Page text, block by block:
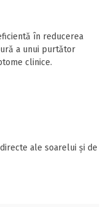
în reducerea
a unui purtător
clinice.
ale soarelui și de